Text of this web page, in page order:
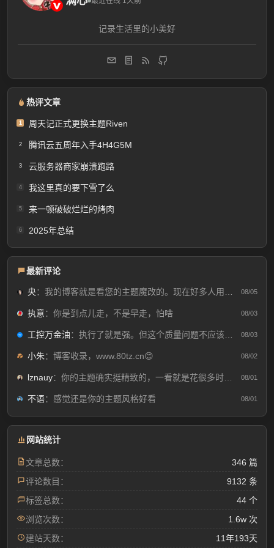
记录生活里的小美好
热评文章
1 周天记正式更换主题Riven
2 腾讯云五周年入手4H4G5M
3 云服务器商家崩溃跑路
4 我这里真的要下雪了么
5 来一顿破破烂烂的烤肉
6 2025年总结
最新评论
央：我的博客就是看您的主题魔改的。现在好多人用你这个AI做的，就否定别人... 08/05
执意：你是到点儿走，不是早走，怕啥 08/03
工控万金油：执行了就是强。但这个质量问题不应该由物业或是房产公司来处理吗😂 08/03
小朱：博客收录，www.80tz.cn😊 08/02
lznauy：你的主题确实挺精致的，一看就是花很多时间打磨的，现在都是用AI写代码... 08/01
不语：感觉还是你的主题风格好看 08/01
网站统计
文章总数：
346 篇
评论数目：
9132 条
标签总数：
44 个
浏览次数：
1.6w 次
建站天数：
11年193天